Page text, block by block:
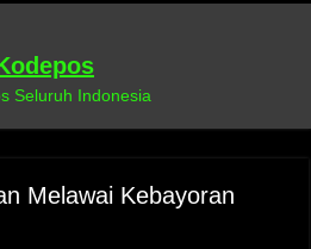
Seluruh Indonesia
Melawai Kebayoran